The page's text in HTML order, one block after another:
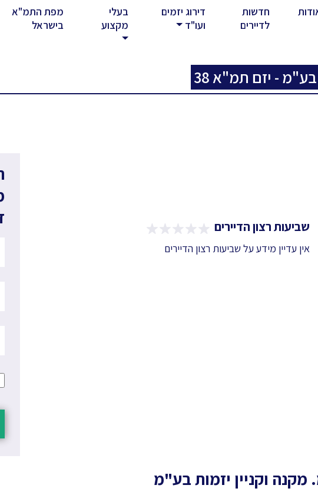
מפת התמ"א
בישראל
בעלי
מקצוע
דירוג יזמים
ועו"ד
חדשות
לדיירים
- יזם תמ"א 38
שביעות רצון הדיירים
אין עדיין מידע על שביעות רצון הדיירים
מקנה וקניין יזמות בע"מ